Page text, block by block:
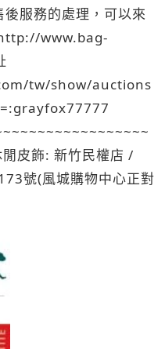
服務的處理，可以來
www.bag-
tw/show/auctions
皮飾: 新竹民權店 /
號(風城購物中心正對